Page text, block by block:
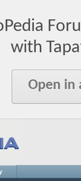
with
Open in